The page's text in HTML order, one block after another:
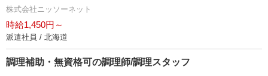
株式会社ニッソーネット
時給1,450円～
派遣社員 / 北海道
調理補助・無資格可の調理師/調理スタッフ